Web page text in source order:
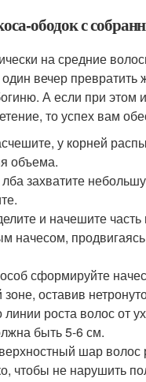
ободок с
на средние
вечер превратить
А если при этом
то успех вам
у корней
объема.
захватите
и начешите часть
начесом,
сформируйте
зоне, оставив
линии роста волос от
быть 5-6 см.
шар волос
чтобы не нарушить